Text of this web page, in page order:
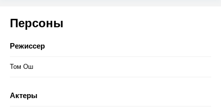
Персоны
Режиссер
Том Ош
Актеры